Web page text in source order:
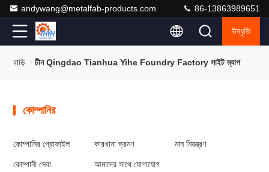
andywang@metalfab-products.com 86-13863989651
উদ্ধৃতি
বাড়ি চীন Qingdao Tianhua Yihe Foundry Factory সাইট ম্যাপ
কোম্পানির
কোম্পানির প্রোফাইল কারখানা ভ্রমণ মান নিয়ন্ত্রণ
কোম্পানী সেবা আমাদের সাথে যোগাযোগ